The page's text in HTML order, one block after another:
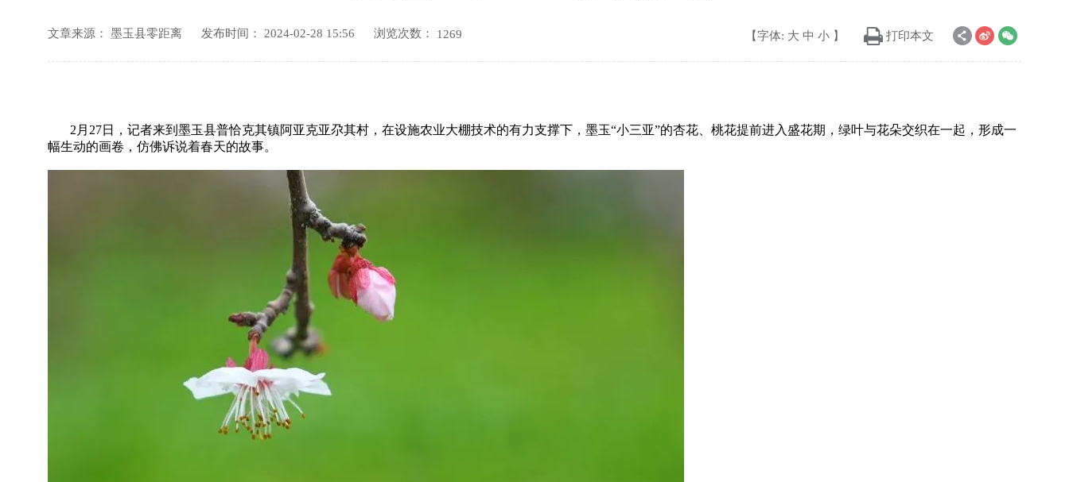
文章来源： 墨玉县零距离 发布时间： 2024-02-28 15:56 浏览次数： 1269 【字体: 大 中 小 】 打印本文
2月27日，记者来到墨玉县普恰克其镇阿亚克亚尕其村，在设施农业大棚技术的有力支撑下，墨玉“小三亚”的杏花、桃花提前进入盛花期，绿叶与花朵交织在一起，形成一
幅生动的画卷，仿佛诉说着春天的故事。